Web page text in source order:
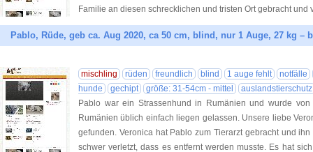
Familie an diesen schrecklichen und tristen Ort gebracht und
Pablo, Rüde, geb ca. Aug 2020, ca 50 cm, blind, nur 1 Auge, 27 kg –
mischling rüden freundlich blind 1 auge fehlt
notfälle
hunde
gechipt größe: 31-54cm - mittel
auslandstierschutz
Pablo war ein Strassenhund in Rumänien und wurde
Rumänien üblich einfach liegen gelassen. Unsere liebe
gefunden. Veronica hat Pablo zum Tierarzt gebracht und
schwer verletzt, dass es entfernt werden musste. Es hat